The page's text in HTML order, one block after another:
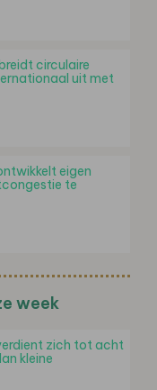
circulaire
uit met
eigen
te
week
zich tot acht
kleine